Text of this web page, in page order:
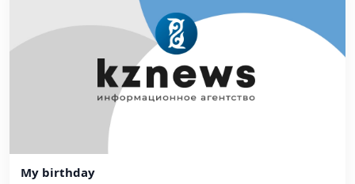
My birthday